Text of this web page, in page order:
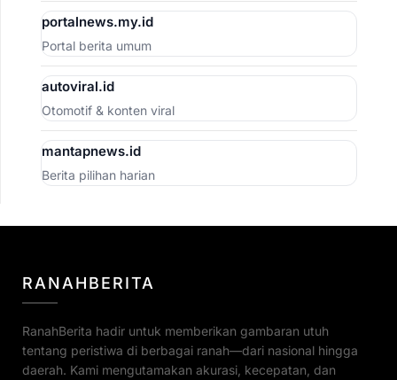
portalnews.my.id
Portal berita umum
autoviral.id
Otomotif & konten viral
mantapnews.id
Berita pilihan harian
RANAHBERITA
RanahBerita hadir untuk memberikan gambaran utuh
tentang peristiwa di berbagai ranah—dari nasional hingga
daerah. Kami mengutamakan akurasi, kecepatan, dan